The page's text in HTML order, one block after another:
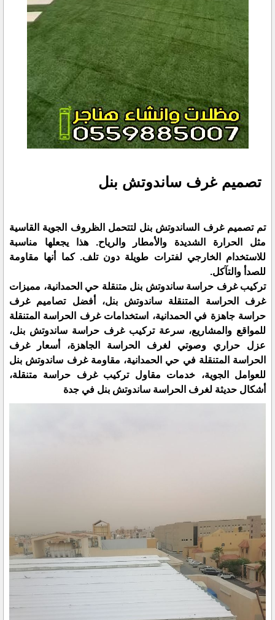
تصميم غرف ساندوتش بنل
تم تصميم غرف الساندوتش بنل لتتحمل الظروف الجوية القاسية
مثل الحرارة الشديدة والأمطار والرياح. هذا يجعلها مناسبة
للاستخدام الخارجي لفترات طويلة دون تلف. كما أنها مقاومة
للصدأ والتآكل.
تركيب غرف حراسة ساندوتش بنل متنقلة حي الحمدانية، مميزات
غرف الحراسة المتنقلة ساندوتش بنل، أفضل تصاميم غرف
حراسة جاهزة في الحمدانية، استخدامات غرف الحراسة المتنقلة
للمواقع والمشاريع، سرعة تركيب غرف حراسة ساندوتش بنل،
عزل حراري وصوتي لغرف الحراسة الجاهزة، أسعار غرف
الحراسة المتنقلة في حي الحمدانية، مقاومة غرف ساندوتش بنل
للعوامل الجوية، خدمات مقاول تركيب غرف حراسة متنقلة،
أشكال حديثة لغرف الحراسة ساندوتش بنل في جدة